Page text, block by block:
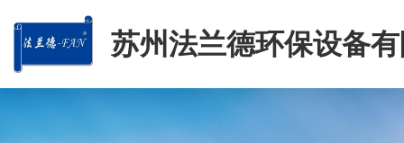
苏州法兰德环保设备